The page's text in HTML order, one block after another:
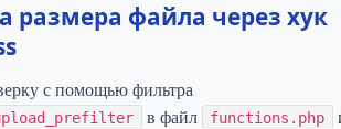
размера файла через хук
с помощью фильтра
в файл functions.php